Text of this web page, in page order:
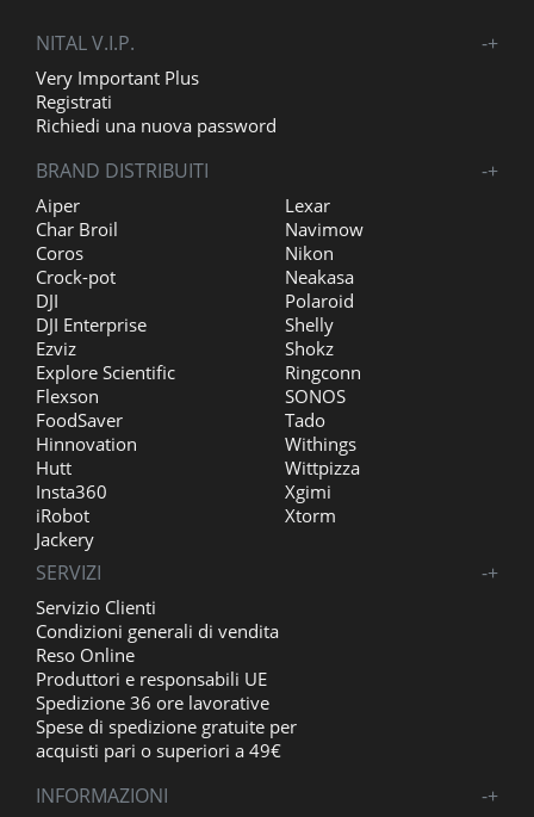
NITAL V.I.P. +
-
Very Important Plus
Registrati
Richiedi una nuova password
BRAND DISTRIBUITI +
-
Aiper
Char Broil
Coros
Crock-pot
DJI
DJI Enterprise
Ezviz
Explore Scientific
Flexson
FoodSaver
Hinnovation
Hutt
Insta360
iRobot
Jackery
Lexar
Navimow
Nikon
Neakasa
Polaroid
Shelly
Shokz
Ringconn
SONOS
Tado
Withings
Wittpizza
Xgimi
Xtorm
SERVIZI +
-
Servizio Clienti
Condizioni generali di vendita
Reso Online
Produttori e responsabili UE
Spedizione 36 ore lavorative
Spese di spedizione gratuite per
acquisti pari o superiori a 49€
INFORMAZIONI +
-